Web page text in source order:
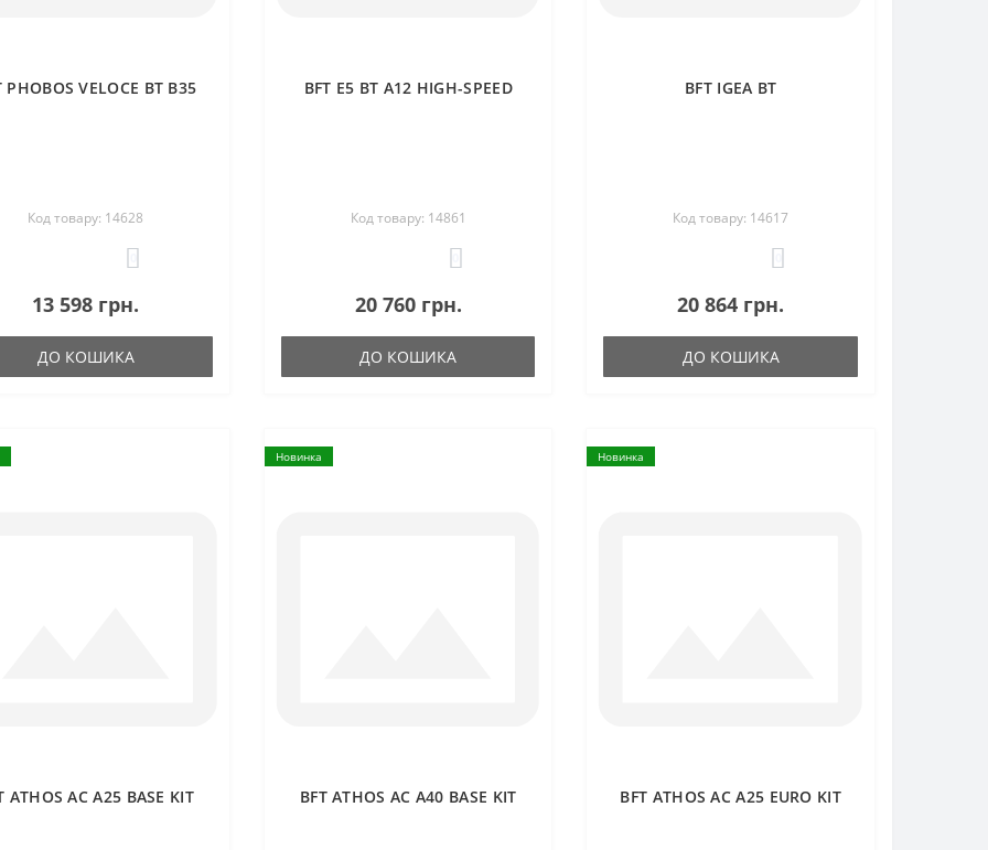
PHOBOS VELOCE BT B35
Код товару: 14628
13 598 грн.
ДО КОШИКА
BFT E5 BT A12 HIGH-SPEED
Код товару: 14861
20 760 грн.
ДО КОШИКА
BFT IGEA BT
Код товару: 14617
20 864 грн.
ДО КОШИКА
ATHOS AC A25 BASE KIT
Новинка
BFT ATHOS AC A40 BASE KIT
Новинка
BFT ATHOS AC A25 EURO KIT